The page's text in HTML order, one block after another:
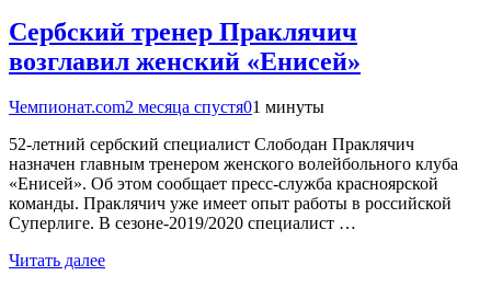
Сербский тренер Праклячич
возглавил женский «Енисей»
Чемпионат.com2 месяца спустя01 минуты
52-летний сербский специалист Слободан Праклячич
назначен главным тренером женского волейбольного клуба
«Енисей». Об этом сообщает пресс-служба красноярской
команды. Праклячич уже имеет опыт работы в российской
Суперлиге. В сезоне-2019/2020 специалист …
Читать далее